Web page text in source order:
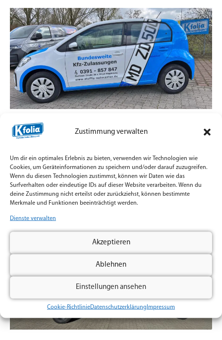
Zustimmung verwalten
Um dir ein optimales Erlebnis zu bieten, verwenden wir Technologien wie
Cookies, um Geräteinformationen zu speichern und/oder darauf zuzugreifen.
Wenn du diesen Technologien zustimmst, können wir Daten wie das
Surfverhalten oder eindeutige IDs auf dieser Website verarbeiten. Wenn du
deine Zustimmung nicht erteilst oder zurückziehst, können bestimmte
Merkmale und Funktionen beeinträchtigt werden.
Dienste verwalten
Akzeptieren
Ablehnen
Einstellungen ansehen
Cookie-RichtlinieDatenschutzerklärung Impressum
Zulassungsdienst mit Straßenpräsenz statt
Standard-Aufkleber
Teilfolierung und Firmenbeschriftung für
Zulassungsfahrzeuge mit Orajet Rapid Air Digitaldruck
umgesetzt.
Weiterlesen »